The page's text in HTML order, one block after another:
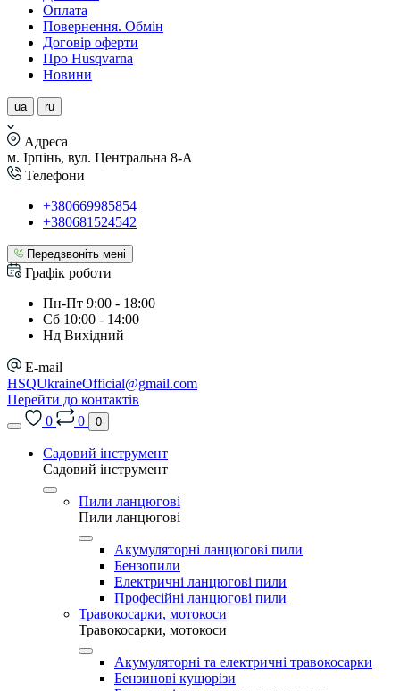
Оплата
Повернення. Обмін
Договір оферти
Про Husqvarna
Новини
ua ru
Адреса
м. Ірпінь, вул. Центральна 8-А
Телефони
+380669985854
+380681524542
Передзвоніть мені
Графік роботи
Пн-Пт 9:00 - 18:00
Сб 10:00 - 14:00
Нд Вихідний
E-mail
HSQUkraineOfficial@gmail.com
Перейти до контактів
0
0 0
Садовий інструмент
Садовий інструмент
Пили ланцюгові
Пили ланцюгові
Акумуляторні ланцюгові пили
Бензопили
Електричні ланцюгові пили
Професійні ланцюгові пили
Травокосарки, мотокоси
Травокосарки, мотокоси
Акумуляторні та електричні травокосарки
Бензинові кущорізи